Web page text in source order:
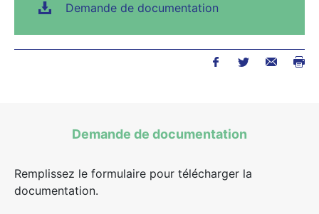
Demande de documentation
Demande de documentation
Remplissez le formulaire pour télécharger la
documentation.